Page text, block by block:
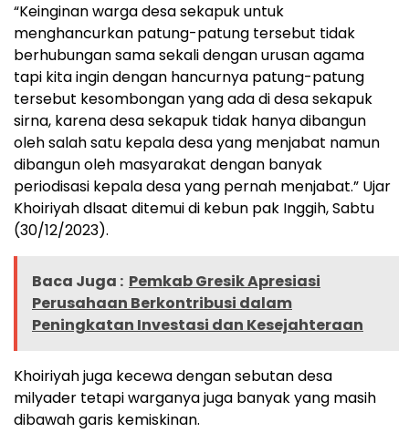
“Keinginan warga desa sekapuk untuk
menghancurkan patung-patung tersebut tidak
berhubungan sama sekali dengan urusan agama
tapi kita ingin dengan hancurnya patung-patung
tersebut kesombongan yang ada di desa sekapuk
sirna, karena desa sekapuk tidak hanya dibangun
oleh salah satu kepala desa yang menjabat namun
dibangun oleh masyarakat dengan banyak
periodisasi kepala desa yang pernah menjabat.” Ujar
Khoiriyah dlsaat ditemui di kebun pak Inggih, Sabtu
(30/12/2023).
Baca Juga : Pemkab Gresik Apresiasi
Perusahaan Berkontribusi dalam
Peningkatan Investasi dan Kesejahteraan
Khoiriyah juga kecewa dengan sebutan desa
milyader tetapi warganya juga banyak yang masih
dibawah garis kemiskinan.